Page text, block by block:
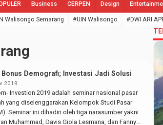
Business CERPEN Design
Walisongo Semarang #UIN Walisongo #DWI ARI
Bonus Demografi; Investasi Jadi Solusi
2019
Investion 2019 adalah seminar nasional pasar
yang diselenggarakan Kelompok Studi Pasar
Seminar ini dihadiri oleh tiga narasumber yakni
Muhammad, Davis Giola Lesmana, dan Fanny